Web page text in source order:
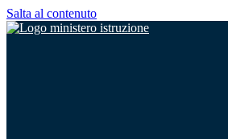
Salta al contenuto